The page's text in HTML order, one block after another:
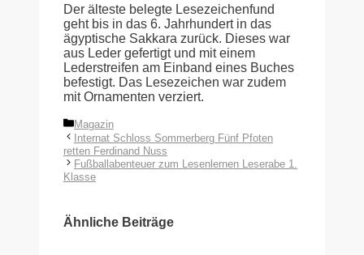
Der älteste belegte Lesezeichenfund
geht bis in das 6. Jahrhundert in das
ägyptische Sakkara zurück. Dieses war
aus Leder gefertigt und mit einem
Lederstreifen am Einband eines Buches
befestigt. Das Lesezeichen war zudem
mit Ornamenten verziert.
Kategorien
Magazin
Internat Schloss Sommerberg Fünf Pfoten
retten Ferdinand Nuss
Fußballabenteuer zum Lesenlernen Leserabe 1.
Klasse
Ähnliche Beiträge